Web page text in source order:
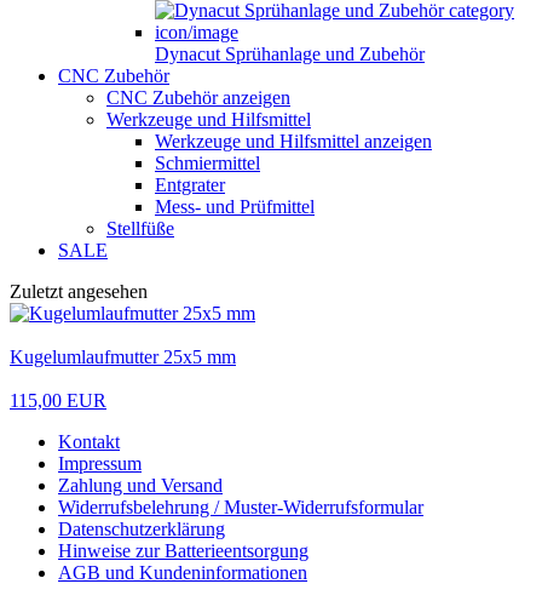
Dynacut Sprühanlage und Zubehör
CNC Zubehör
CNC Zubehör anzeigen
Werkzeuge und Hilfsmittel
Werkzeuge und Hilfsmittel anzeigen
Schmiermittel
Entgrater
Mess- und Prüfmittel
Stellfüße
SALE
Zuletzt angesehen
Kugelumlaufmutter 25x5 mm
115,00 EUR
Kontakt
Impressum
Zahlung und Versand
Widerrufsbelehrung / Muster-Widerrufsformular
Datenschutzerklärung
Hinweise zur Batterieentsorgung
AGB und Kundeninformationen